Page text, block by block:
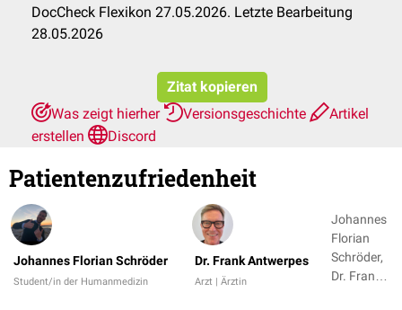
DocCheck Flexikon 27.05.2026. Letzte Bearbeitung
28.05.2026
Zitat kopieren
Was zeigt hierher
Versionsgeschichte
Artikel
erstellen
Discord
Patientenzufriedenheit
Johannes Florian Schröder
Student/in der Humanmedizin
Dr. Frank Antwerpes
Arzt | Ärztin
Johannes
Florian
Schröder,
Dr. Frank